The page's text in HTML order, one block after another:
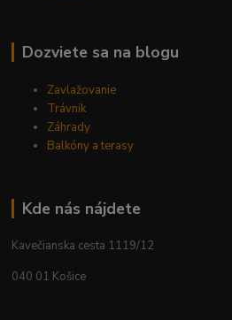
Dozviete sa na blogu
Zavlažovanie
Trávnik
Záhrady
Balkóny a terasy
Kde nás nájdete
Kavečianska cesta 1119/12
040 01 Košice